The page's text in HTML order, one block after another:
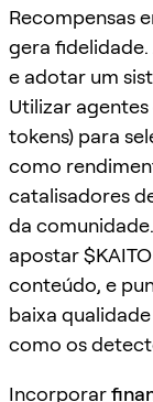
Recompensas
gera
e adotar um
Utilizar
tokens) para
como
catalisadores
da
apostar
conteúdo, e
baixa
como os
Incorporar